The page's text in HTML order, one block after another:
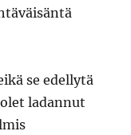
se edellytä
ladannut